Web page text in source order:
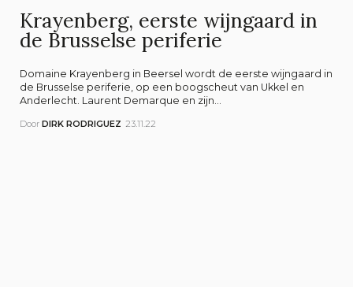
Krayenberg, eerste wijngaard in
de Brusselse periferie
Domaine Krayenberg in Beersel wordt de eerste wijngaard in
de Brusselse periferie, op een boogscheut van Ukkel en
Anderlecht. Laurent Demarque en zijn...
Door DIRK RODRIGUEZ 23.11.22